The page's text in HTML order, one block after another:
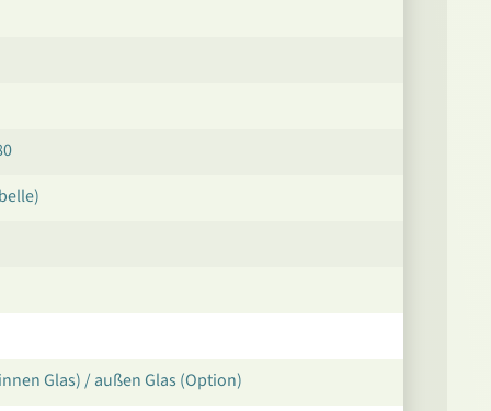
Glas) / außen Glas (Option)